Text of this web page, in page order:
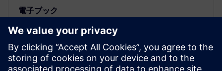
電子ブック
重機業界向け予測解析ソフトウェ
ア
シーメンスのPredictive Performance Engineering